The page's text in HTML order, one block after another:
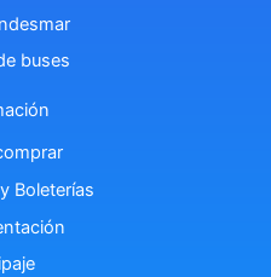
buses
Boleterías